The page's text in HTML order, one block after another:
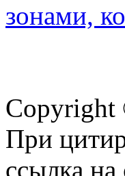
зонами,
Copyright
При
ссылка на